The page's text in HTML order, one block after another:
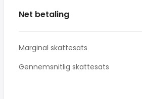
Net betaling
Marginal skattesats
Gennemsnitlig skattesats